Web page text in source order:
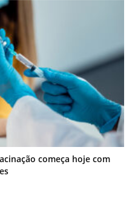
começa hoje com